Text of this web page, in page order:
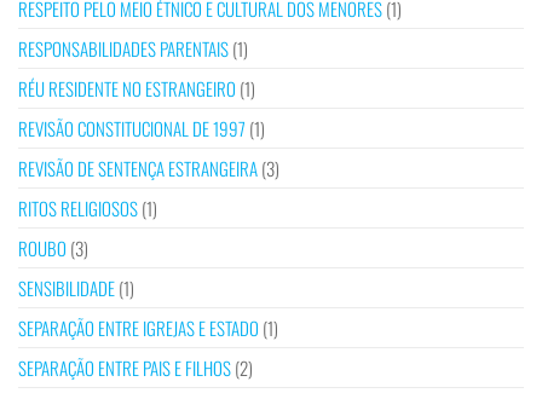
RESPEITO PELO MEIO ÉTNICO E CULTURAL DOS MENORES(1)
RESPONSABILIDADES PARENTAIS(1)
RÉU RESIDENTE NO ESTRANGEIRO (1)
REVISÃO CONSTITUCIONAL DE 1997 (1)
REVISÃO DE SENTENÇA ESTRANGEIRA(3)
RITOS RELIGIOSOS(1)
ROUBO (3)
SENSIBILIDADE(1)
SEPARAÇÃO ENTRE IGREJAS E ESTADO (1)
SEPARAÇÃO ENTRE PAIS E FILHOS(2)